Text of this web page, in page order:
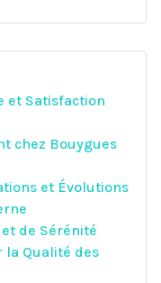
et Satisfaction
chez Bouygues
et Évolutions
de Sérénité
la Qualité des